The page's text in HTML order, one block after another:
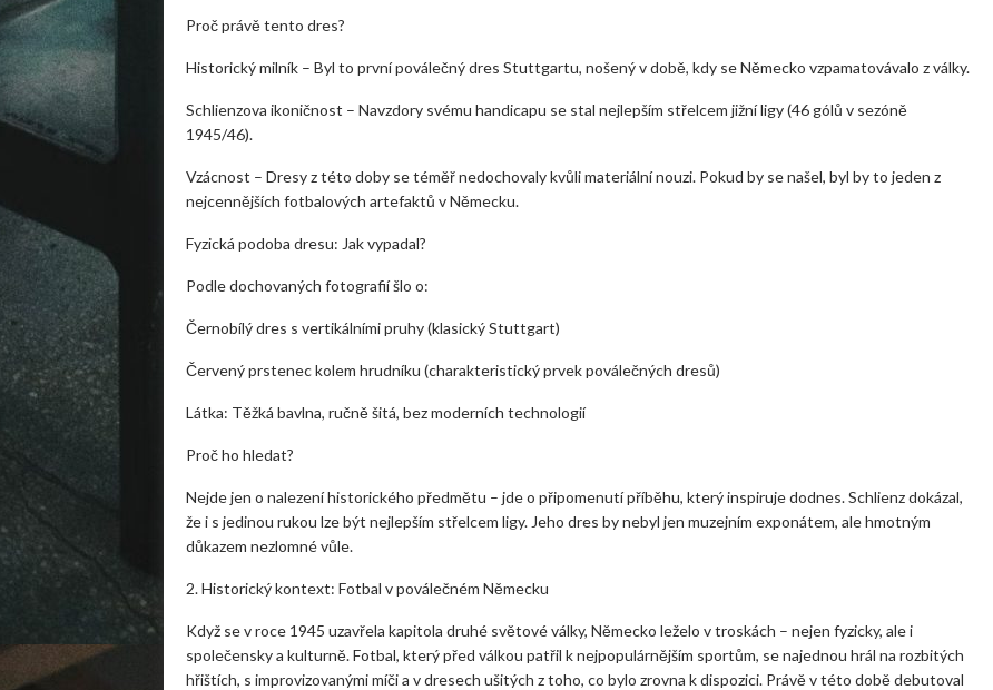
Proč právě tento dres?
Historický milník – Byl to první poválečný dres Stuttgartu, nošený v době, kdy se Německo vzpamatovávalo z války.
Schlienzova ikoničnost – Navzdory svému handicapu se stal nejlepším střelcem jižní ligy (46 gólů v sezóně
1945/46).
Vzácnost – Dresy z této doby se téměř nedochovaly kvůli materiální nouzi. Pokud by se našel, byl by to jeden z
nejcennějších fotbalových artefaktů v Německu.
Fyzická podoba dresu: Jak vypadal?
Podle dochovaných fotografií šlo o:
Černobílý dres s vertikálními pruhy (klasický Stuttgart)
Červený prstenec kolem hrudníku (charakteristický prvek poválečných dresů)
Látka: Těžká bavlna, ručně šitá, bez moderních technologií
Proč ho hledat?
Nejde jen o nalezení historického předmětu – jde o připomenutí příběhu, který inspiruje dodnes. Schlienz dokázal,
že i s jedinou rukou lze být nejlepším střelcem ligy. Jeho dres by nebyl jen muzejním exponátem, ale hmotným
důkazem nezlomné vůle.
2. Historický kontext: Fotbal v poválečném Německu
Když se v roce 1945 uzavřela kapitola druhé světové války, Německo leželo v troskách – nejen fyzicky, ale i
společensky a kulturně. Fotbal, který před válkou patřil k nejpopulárnějším sportům, se najednou hrál na rozbitých
hřištích, s improvizovanými míči a v dresech ušitých z toho, co bylo zrovna k dispozici. Právě v této době debutoval